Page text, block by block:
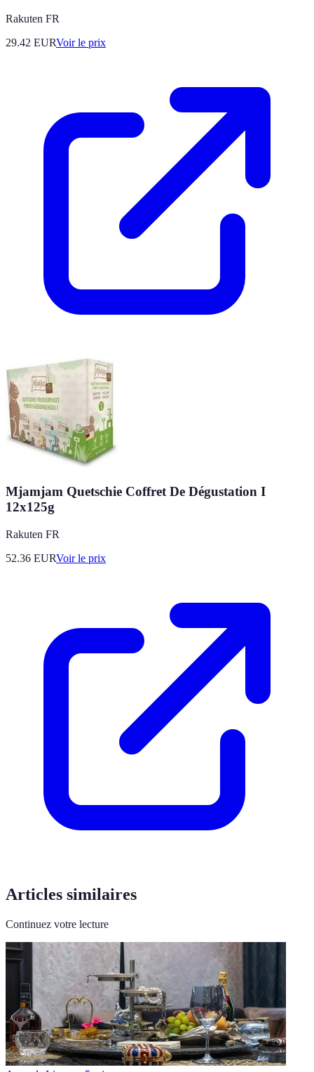
Rakuten FR
29.42 EURVoir le prix
Mjamjam Quetschie Coffret De Dégustation I
12x125g
Rakuten FR
52.36 EURVoir le prix
Articles similaires
Continuez votre lecture